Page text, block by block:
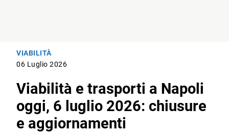
VIABILITÀ
06 Luglio 2026
Viabilità e trasporti a Napoli
oggi, 6 luglio 2026: chiusure
e aggiornamenti